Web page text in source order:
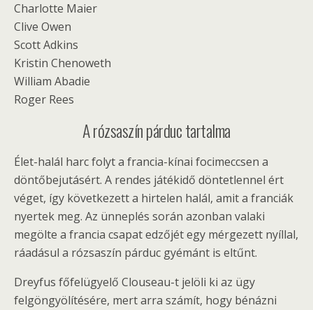
Charlotte Maier
Clive Owen
Scott Adkins
Kristin Chenoweth
William Abadie
Roger Rees
A rózsaszín párduc tartalma
Élet-halál harc folyt a francia-kínai focimeccsen a
döntőbejutásért. A rendes játékidő döntetlennel ért
véget, így következett a hirtelen halál, amit a franciák
nyertek meg. Az ünneplés során azonban valaki
megölte a francia csapat edzőjét egy mérgezett nyíllal,
ráadásul a rózsaszín párduc gyémánt is eltűnt.
Dreyfus főfelügyelő Clouseau-t jelöli ki az ügy
felgöngyölítésére, mert arra számít, hogy bénázni